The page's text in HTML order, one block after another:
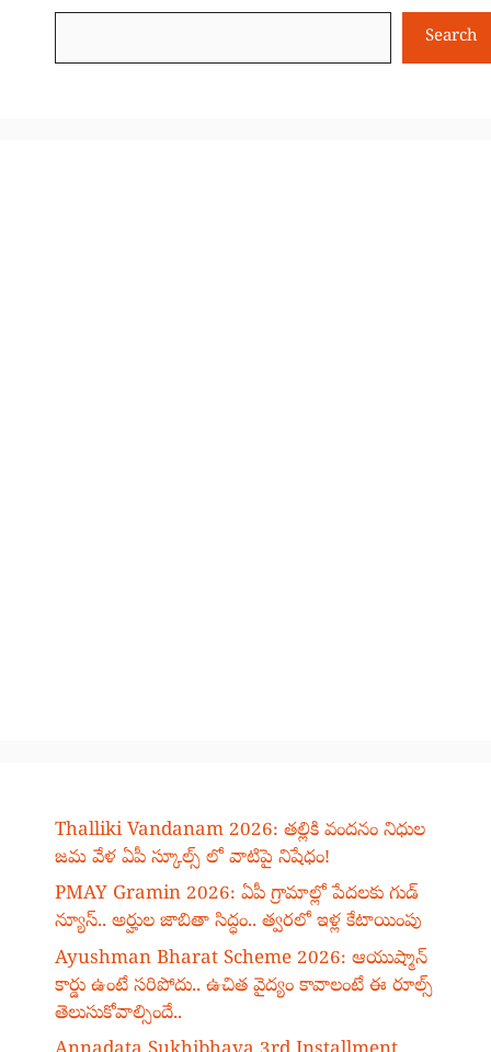
Search
Thalliki Vandanam 2026: తల్లికి వందనం నిధుల
జమ వేళ ఏపీ స్కూల్స్ లో వాటిపై నిషేధం!
PMAY Gramin 2026: ఏపీ గ్రామాల్లో పేదలకు గుడ్
న్యూస్.. అర్హుల జాబితా సిద్ధం.. త్వరలో ఇళ్ల కేటాయింపు
Ayushman Bharat Scheme 2026: ఆయుష్మాన్
కార్డు ఉంటే సరిపోదు.. ఉచిత వైద్యం కావాలంటే ఈ రూల్స్
తెలుసుకోవాల్సిందే..